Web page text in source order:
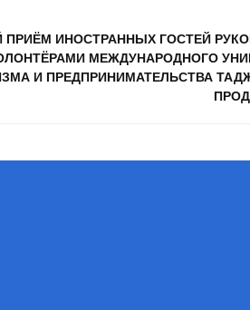
ПРИЁМ ИНОСТРАННЫХ ГОСТЕЙ
МЕЖДУНАРОДНОГО
И ПРЕДПРИНИМАТЕЛЬСТВА